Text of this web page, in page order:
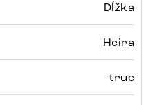
Dĺžka
Heira
true